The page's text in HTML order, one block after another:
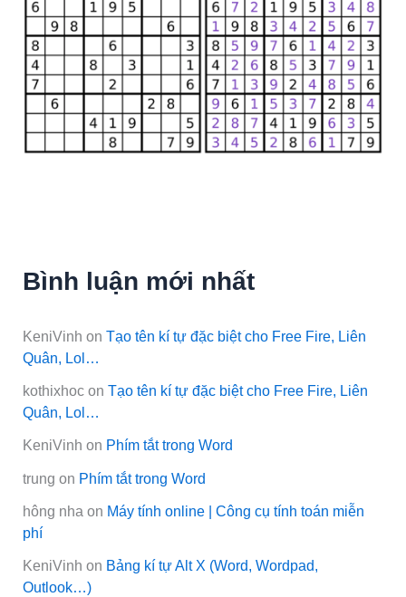
Bình luận mới nhất
KeniVinh onTạo tên kí tự đặc biệt cho Free Fire, Liên
Quân, Lol…
kothixhoc onTạo tên kí tự đặc biệt cho Free Fire, Liên
Quân, Lol…
KeniVinh on Phím tắt trong Word
trung on Phím tắt trong Word
hông nha on Máy tính online | Công cụ tính toán miễn
phí
KeniVinh on Bảng kí tự Alt X (Word, Wordpad,
Outlook…)